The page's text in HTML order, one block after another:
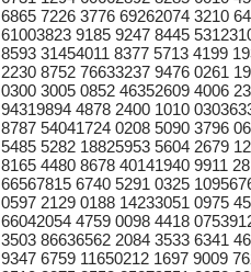
6865 7226 3776 69262074 3210
61003823 9185 9247 8445
8593 31454011 8377 5713 4199
2230 8752 76633237 9476 0261
0300 3005 0852 46352609 4006
94319894 4878 2400 1010
8787 54041724 0208 5090 3796
5485 5282 18825953 5604 2679
8165 4480 8678 40141940 9911
66567815 6740 5291 0325
0597 2129 0188 14233051 0975
66042054 4759 0098 4418
3503 86636562 2084 3533 6341
9347 6759 11650212 1697 9009